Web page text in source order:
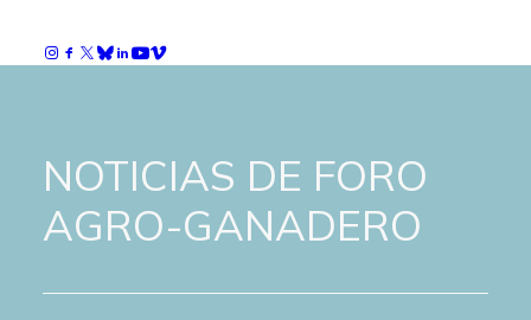
NOTICIAS DE FORO
AGRO-GANADERO